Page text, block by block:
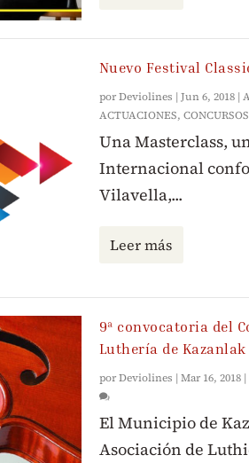
Nuevo Festival
porDeviolines | Jun 6, 2018|
ACTUACIONES, CONCURSOS
Una Masterclass,
Internacional
Vilavella,...
Leer más
9ª convocatoria del
Luthería de Kazanlak
porDeviolines | Mar 16, 2018|
El Municipio de
Asociación de